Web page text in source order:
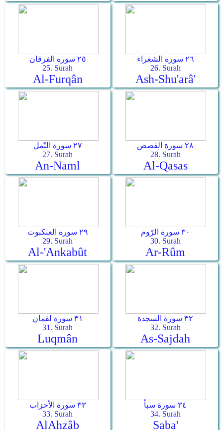
٢٥ سورة الفرقان
25. Surah
Al-Furqân
٢٦ سورة الشعراء
26. Surah
Ash-Shu'arâ'
٢٧ سورة النّمل
27. Surah
An-Naml
٢٨ سورة القصص
28. Surah
Al-Qasas
٢٩ سورة العنكبوت
29. Surah
Al-'Ankabût
٣٠ سورة الرّوم
30. Surah
Ar-­Rûm
٣١ سورة لقمان
31. Surah
Luqmân
٣٢ سورة السجدة
32. Surah
As-­Sajdah
٣٣ سورة الأحزاب
33. Surah
Al­Ahzâb
٣٤ سورة سبأ
34. Surah
Saba'